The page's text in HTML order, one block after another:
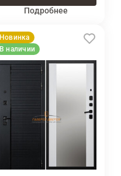
Подробнее
Новинка
В наличии